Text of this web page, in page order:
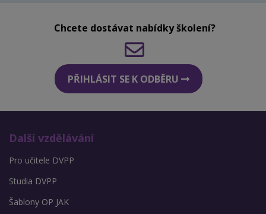
Chcete dostávat nabídky školení?
PŘIHLÁSIT SE K ODBĚRU
Další vzdělávání
Pro učitele DVPP
Studia DVPP
Šablony OP JAK